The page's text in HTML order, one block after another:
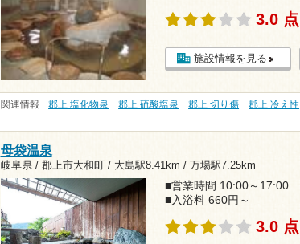
3.0 点
施設情報を見る
関連情報 郡上 塩化物泉 郡上 硫酸塩泉 郡上 切り傷 郡上 冷え性
母袋温泉
岐阜県 / 郡上市大和町 / 大島駅8.41km / 万場駅7.25km
■営業時間 10:00～17:00
■入浴料 660円～
3.0 点